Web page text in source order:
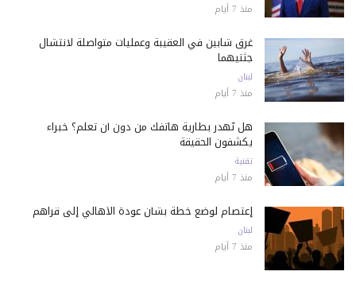
منذ 7 أيام
غرق شابين في العقيبة وعمليات متواصلة لانتشال
جثتيهما
لبنان
منذ 7 أيام
هل تُهدر بطارية هاتفك من دون أن تعلم؟ خبراء
يكشفون الحقيقة
تقنية
منذ 7 أيام
إعتصام لوضع خطة بشأن عودة الأهالي إلى قراهم
لبنان
منذ 7 أيام